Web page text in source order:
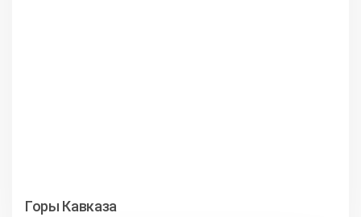
Горы Кавказа